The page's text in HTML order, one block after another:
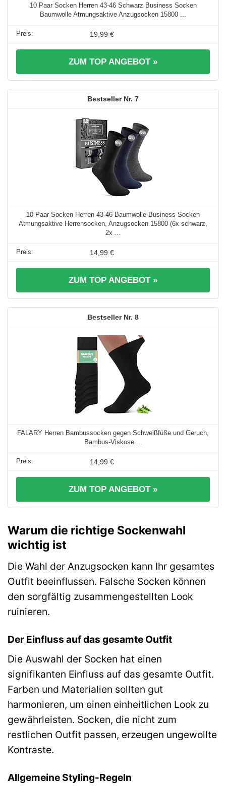
10 Paar Socken Herren 43-46 Schwarz Business Socken
Baumwolle Atmungsaktive Anzugsocken 15800 ...
19,99 €
ZUM TOP ANGEBOT »
7
10 Paar Socken Herren 43-46 Baumwolle Business Socken
Atmungsaktive Herrensocken, Anzugsocken 15800 (6x schwarz,
2x ...
14,99 €
ZUM TOP ANGEBOT »
8
FALARY Herren Bambussocken gegen Schweißfüße und Geruch,
Bambus-Viskose ...
14,99 €
ZUM TOP ANGEBOT »
Warum die richtige Sockenwahl
wichtig ist
Die Wahl der Anzugsocken kann Ihr gesamtes
Outfit beeinflussen. Falsche Socken können
den sorgfältig zusammengestellten Look
ruinieren.
Der Einfluss auf das gesamte Outfit
Die Auswahl der Socken hat einen
signifikanten Einfluss auf das gesamte Outfit.
Farben und Materialien sollten gut
harmonieren, um einen einheitlichen Look zu
gewährleisten. Socken, die nicht zum
restlichen Outfit passen, erzeugen ungewollte
Kontraste.
Allgemeine Styling-Regeln